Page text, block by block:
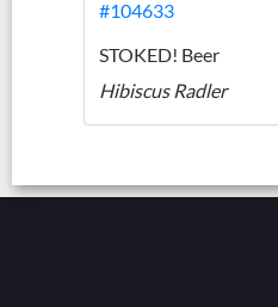
#104633
STOKED! Beer
Hibiscus Radler
© 2002 - 2026 ::